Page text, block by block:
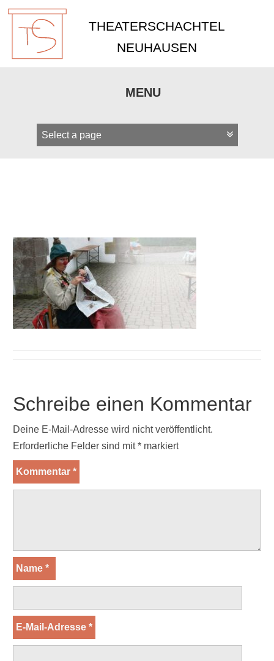
THEATERSCHACHTEL
NEUHAUSEN
MENU
Inhalt
Schreibe einen Kommentar
Deine E-Mail-Adresse wird nicht veröffentlicht.
Erforderliche Felder sind mit* markiert
Kommentar*
Name*
E-Mail-Adresse*